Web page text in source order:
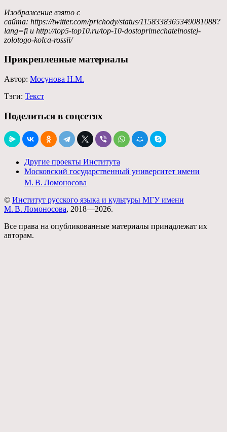
Изображение взято с
сайта: https://twitter.com/prichody/status/1158338365349081088?
lang=fi и http://top5-top10.ru/top-10-dostoprimechatelnostej-
zolotogo-kolca-rossii/
Прикрепленные материалы
Автор: Мосунова Н.М.
Тэги: Текст
Поделиться в соцсетях
Другие проекты Института
Московский государственный университет имени
М. В. Ломоносова
© Институт русского языка и культуры МГУ имени
М. В. Ломоносова, 2018—2026.
Все права на опубликованные материалы принадлежат их
авторам.